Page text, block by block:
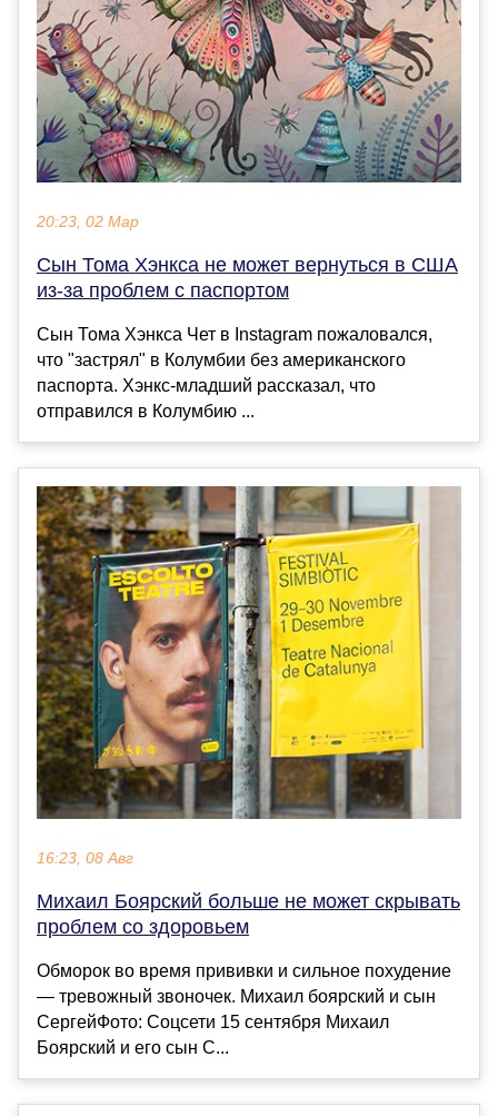
20:23, 02 Мар
Сын Тома Хэнкса не может вернуться в США
из-за проблем с паспортом
Сын Тома Хэнкса Чет в Instagram пожаловался,
что "застрял" в Колумбии без американского
паспорта. Хэнкс-младший рассказал, что
отправился в Колумбию ...
16:23, 08 Авг
Михаил Боярский больше не может скрывать
проблем со здоровьем
Обморок во время прививки и сильное похудение
— тревожный звоночек. Михаил боярский и сын
СергейФото: Соцсети 15 сентября Михаил
Боярский и его сын С...